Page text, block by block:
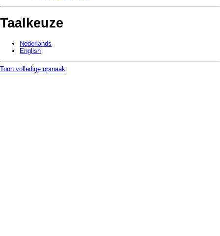
Taalkeuze
Nederlands
English
Toon volledige opmaak